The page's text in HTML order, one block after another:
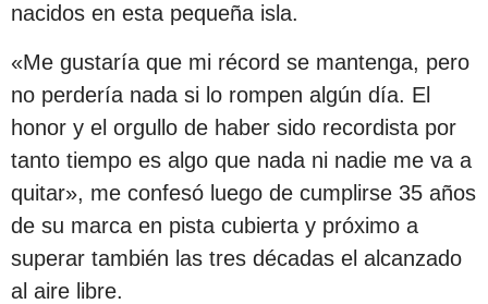
nacidos en esta pequeña isla.
«Me gustaría que mi récord se mantenga, pero
no perdería nada si lo rompen algún día. El
honor y el orgullo de haber sido recordista por
tanto tiempo es algo que nada ni nadie me va a
quitar», me confesó luego de cumplirse 35 años
de su marca en pista cubierta y próximo a
superar también las tres décadas el alcanzado
al aire libre.